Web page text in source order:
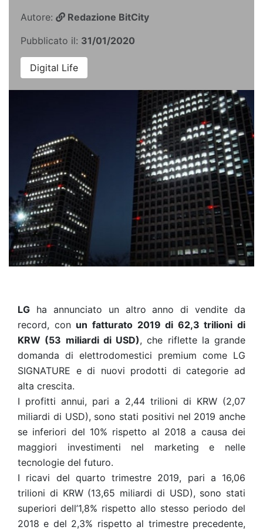
Autore:
Redazione BitCity
Pubblicato il: 31/01/2020
Digital Life
LG ha annunciato un altro anno di vendite da
record, con un fatturato 2019 di 62,3 trilioni di
KRW (53 miliardi di USD), che riflette la grande
domanda di elettrodomestici premium come LG
SIGNATURE e di nuovi prodotti di categorie ad
alta crescita.
I profitti annui, pari a 2,44 trilioni di KRW (2,07
miliardi di USD), sono stati positivi nel 2019 anche
se inferiori del 10% rispetto al 2018 a causa dei
maggiori investimenti nel marketing e nelle
tecnologie del futuro.
I ricavi del quarto trimestre 2019, pari a 16,06
trilioni di KRW (13,65 miliardi di USD), sono stati
superiori dell’1,8% rispetto allo stesso periodo del
2018 e del 2,3% rispetto al trimestre precedente,